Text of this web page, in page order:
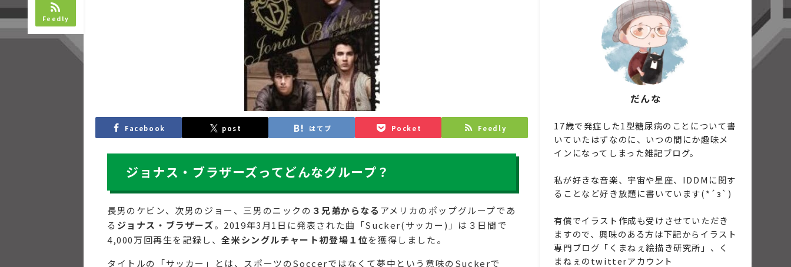
Feedly
Facebook post はてブ Pocket Feedly
ジョナス・ブラザーズってどんなグループ？
長男のケビン、次男のジョー、三男のニックの ３兄弟からなる アメリカのポップグループであ
る ジョナス・ブラザーズ。2019年3月1日に発表された曲「Sucker(サッカー)」は３日間で
4,000万回再生を記録し、全米シングルチャート初登場１位を獲得しました。
タイトルの「サッカー」とは、スポーツのSoccerではなくて夢中という意味のSuckerで
だんな
17歳で発症した1型糖尿病のことについて書
いていたはずなのに、いつの間にか趣味メ
インになってしまった雑記ブログ。
私が好きな音楽、宇宙や星座、IDDMに関す
ることなど好き放題に書いています(*´з`)
有償でイラスト作成も受けさせていただき
ますので、興味のある方は下記からイラスト
専門ブログ「くまねぇ絵描き研究所」、く
まねぇのtwitterアカウント